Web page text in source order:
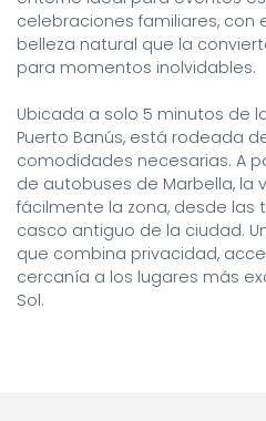
celebraciones familiares, con
belleza natural que la
para momentos inolvidables.
Ubicada a solo 5 minutos de
Puerto Banús, está rodeada
comodidades necesarias. A
de autobuses de Marbella, la
fácilmente la zona, desde las
casco antiguo de la ciudad.
que combina privacidad,
cercanía a los lugares más
Sol.